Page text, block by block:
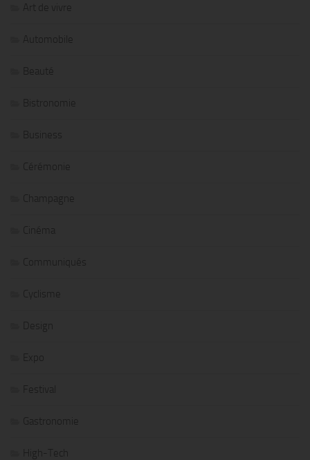
Art de vivre
Automobile
Beauté
Bistronomie
Business
Cérémonie
Champagne
Cinéma
Communiqués
Cyclisme
Design
Expo
Festival
Gastronomie
High-Tech